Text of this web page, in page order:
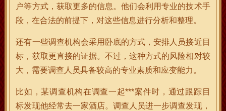
户等方式，获取更多的信息。他们会利用专业的技术手
段，在合法的前提下，对这些信息进行分析和整理。
还有一些调查机构会采用卧底的方式，安排人员接近目
标，获取更直接的证据。不过，这种方式的风险相对较
大，需要调查人员具备较高的专业素质和应变能力。
比如，某调查机构在调查一起***案件时，通过跟踪目
标发现他经常去一家酒店。调查人员进一步调查发现，